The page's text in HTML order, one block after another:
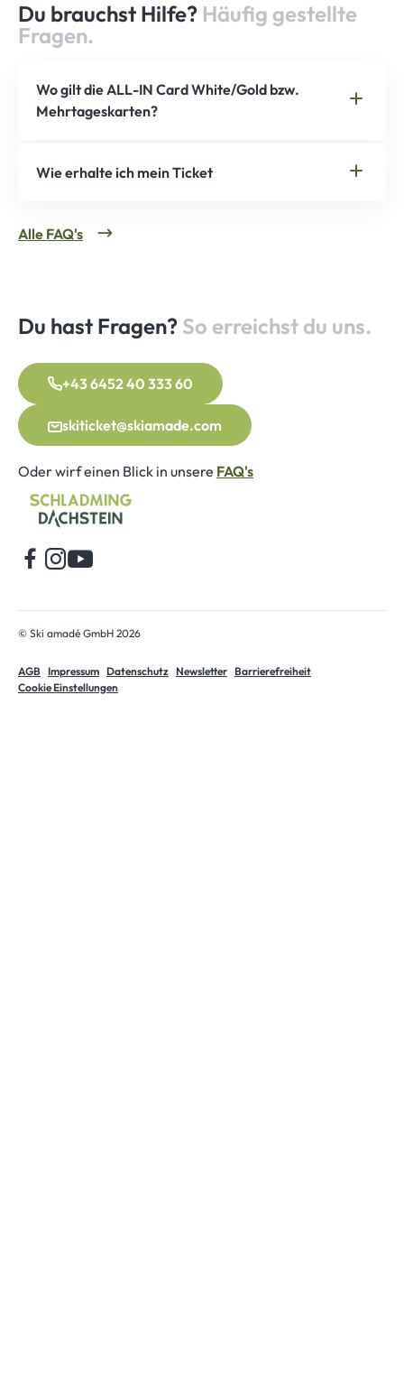
Du brauchst Hilfe? Häufig gestellte
Fragen.
Wo gilt die ALL-IN Card White/Gold bzw.
Mehrtageskarten?
Wie erhalte ich mein Ticket
Alle FAQ's
Du hast Fragen? So erreichst du uns.
+43 6452 40 333 60
skiticket@skiamade.com
Oder wirf einen Blick in unsere FAQ's
© Ski amadé GmbH 2026
AGB Impressum Datenschutz Newsletter Barrierefreiheit
Cookie Einstellungen